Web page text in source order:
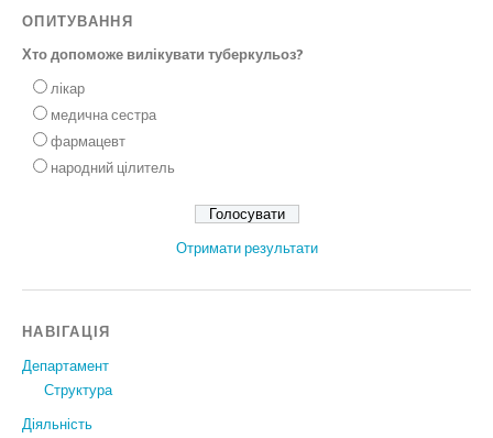
ОПИТУВАННЯ
Хто допоможе вилікувати туберкульоз?
лікар
медична сестра
фармацевт
народний цілитель
Отримати результати
НАВІГАЦІЯ
Департамент
Структура
Діяльність